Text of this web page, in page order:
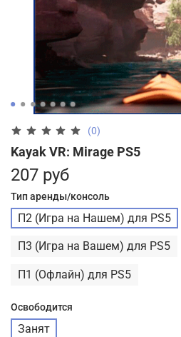
(0)
Kayak VR: Mirage PS5
207 руб
Тип аренды/консоль
П2 (Игра на Нашем) для PS5
П3 (Игра на Вашем) для PS5
П1 (Офлайн) для PS5
Освободится
Занят